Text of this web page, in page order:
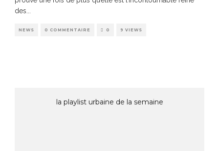
des
NEWS 0 COMMENTAIRE 0 9 VIEWS
la playlist urbaine de la semaine